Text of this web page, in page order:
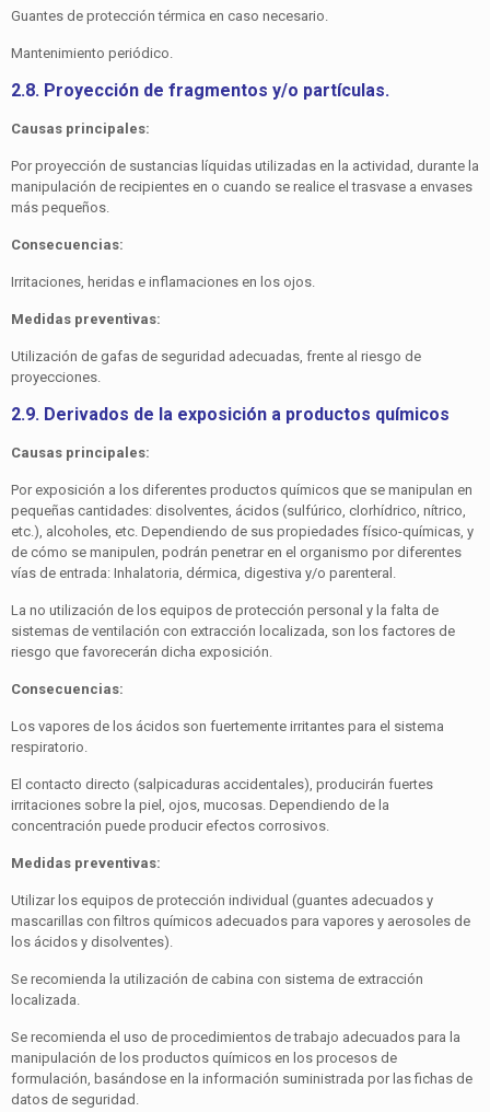
Guantes de protección térmica en caso necesario.
Mantenimiento periódico.
2.8. Proyección de fragmentos y/o partículas.
Causas principales:
Por proyección de sustancias líquidas utilizadas en la activi­dad, durante la
manipulación de recipientes en o cuando se realice el trasvase a envases
más pequeños.
Consecuencias:
Irritaciones, heridas e inflamaciones en los ojos.
Medidas preventivas:
Utilización de gafas de seguridad adecuadas, frente al riesgo de
proyecciones.
2.9. Derivados de la exposición a productos químicos
Causas principales:
Por exposición a los diferentes productos químicos que se manipulan en
pequeñas cantidades: disolventes, ácidos (sul­fúrico, clorhídrico, nítrico,
etc.), alcoholes, etc. Dependiendo de sus propiedades físico-químicas, y
de cómo se manipulen, podrán penetrar en el organismo por diferentes
vías de entra­da: Inhalatoria, dérmica, digestiva y/o parenteral.
La no utilización de los equipos de protección personal y la falta de
sistemas de ventilación con extracción localizada, son los factores de
riesgo que favorecerán dicha exposición.
Consecuencias:
Los vapores de los ácidos son fuertemente irritantes para el sistema
respiratorio.
El contacto directo (salpicaduras accidentales), producirán fuertes
irritaciones sobre la piel, ojos, mucosas. Dependiendo de la
concentración puede producir efectos corrosivos.
Medidas preventivas:
Utilizar los equipos de protección individual (guantes ade­cuados y
mascarillas con filtros químicos adecuados para vapores y aerosoles de
los ácidos y disolventes).
Se recomienda la utilización de cabina con sistema de ex­tracción
localizada.
Se recomienda el uso de procedimientos de trabajo adecua­dos para la
manipulación de los productos químicos en los procesos de
formulación, basándose en la información sumi­nistrada por las fichas de
datos de seguridad.